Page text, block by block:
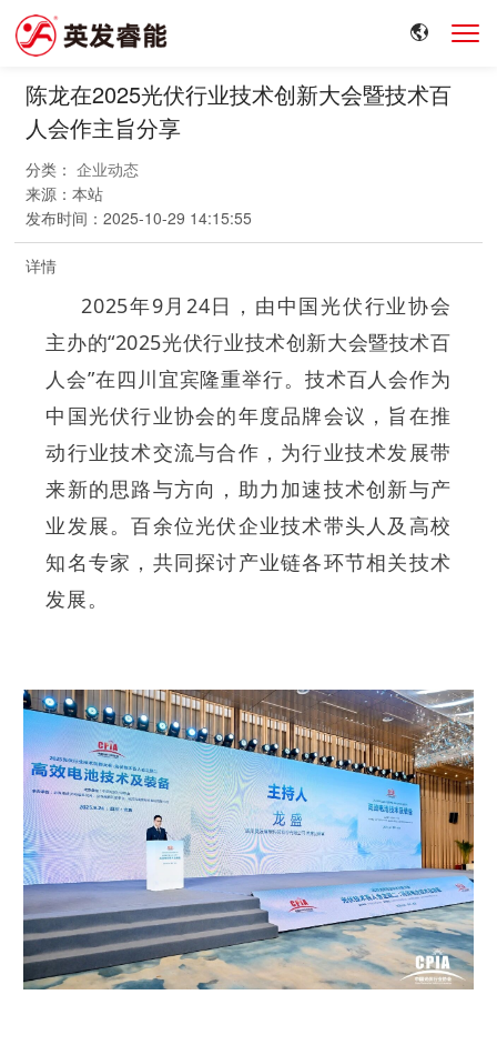
陈龙在2025光伏行业技术创新大会暨技术百
人会作主旨分享
分类： 企业动态
来源：本站
发布时间：2025-10-29 14:15:55
详情
2025年9月24日，由中国光伏行业协会
主办的“2025光伏行业技术创新大会暨技术百
人会”在四川宜宾隆重举行。技术百人会作为
中国光伏行业协会的年度品牌会议，旨在推
动行业技术交流与合作，为行业技术发展带
来新的思路与方向，助力加速技术创新与产
业发展。百余位光伏企业技术带头人及高校
知名专家，共同探讨产业链各环节相关技术
发展。